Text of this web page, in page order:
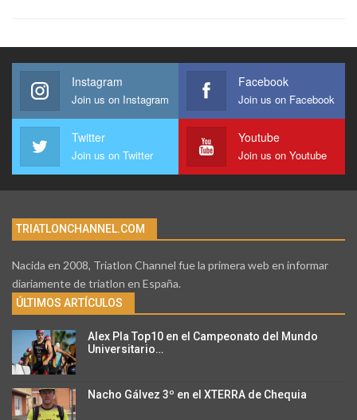
Instagram
Join us on Instagram
Facebook
Join us on Facebook
Twitter
Join us on Twitter
Youtube
Join us on Youtube
TRIATLONCHANNEL.COM
Nacida en 2008, Triatlon Channel fue la primera web en informar
diariamente de triatlon en España.
ÚLTIMOS ARTÍCULOS
Alex Pla Top10 en el Campeonato del Mundo
Universitario…
Nacho Gálvez 3º en el XTERRA de Chequia